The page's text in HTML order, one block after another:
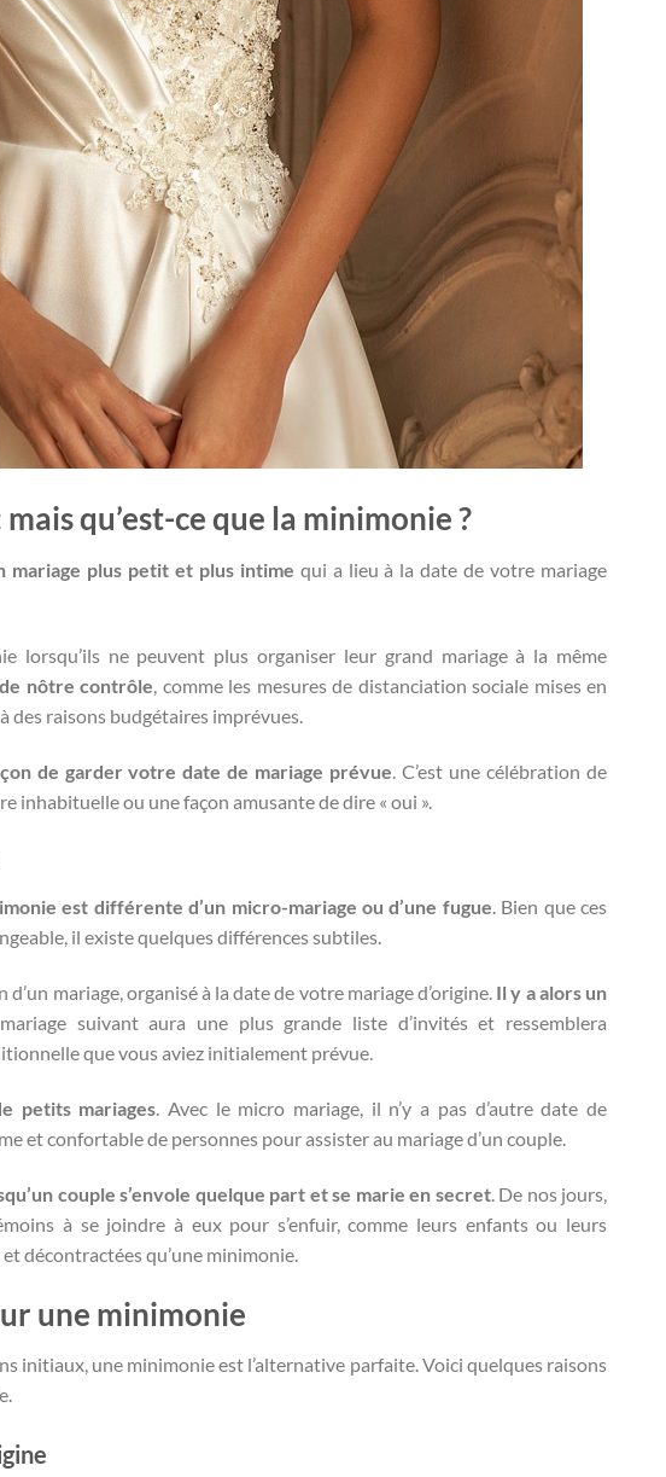
qu’est-ce que la minimonie ?
mariage plus petit et plus intime qui a lieu à la date de votre mariage
lorsqu’ils ne peuvent plus organiser leur grand mariage à la même
nôtre contrôle , comme les mesures de distanciation sociale mises en
à des raisons budgétaires imprévues.
de garder votre date de mariage prévue . C’est une célébration de
inhabituelle ou une façon amusante de dire « oui ».
est différente d’un micro-mariage ou d’une fugue. Bien que ces
il existe quelques différences subtiles.
mariage, organisé à la date de votre mariage d’origine. Il y a alors un
suivant aura une plus grande liste d’invités et ressemblera
que vous aviez initialement prévue.
petits mariages. Avec le micro mariage, il n’y a pas d’autre date de
et confortable de personnes pour assister au mariage d’un couple.
couple s’envole quelque part et se marie en secret. De nos jours,
à se joindre à eux pour s’enfuir, comme leurs enfants ou leurs
décontractées qu’une minimonie.
une minimonie
initiaux, une minimonie est l’alternative parfaite. Voici quelques raisons